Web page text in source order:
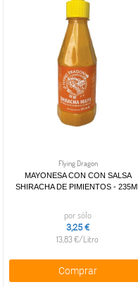
Flying Dragon
MAYONESA CON CON SALSA
SHIRACHA DE PIMIENTOS - 235ML
por sólo
3,25 €
13,83 €/Litro
Comprar